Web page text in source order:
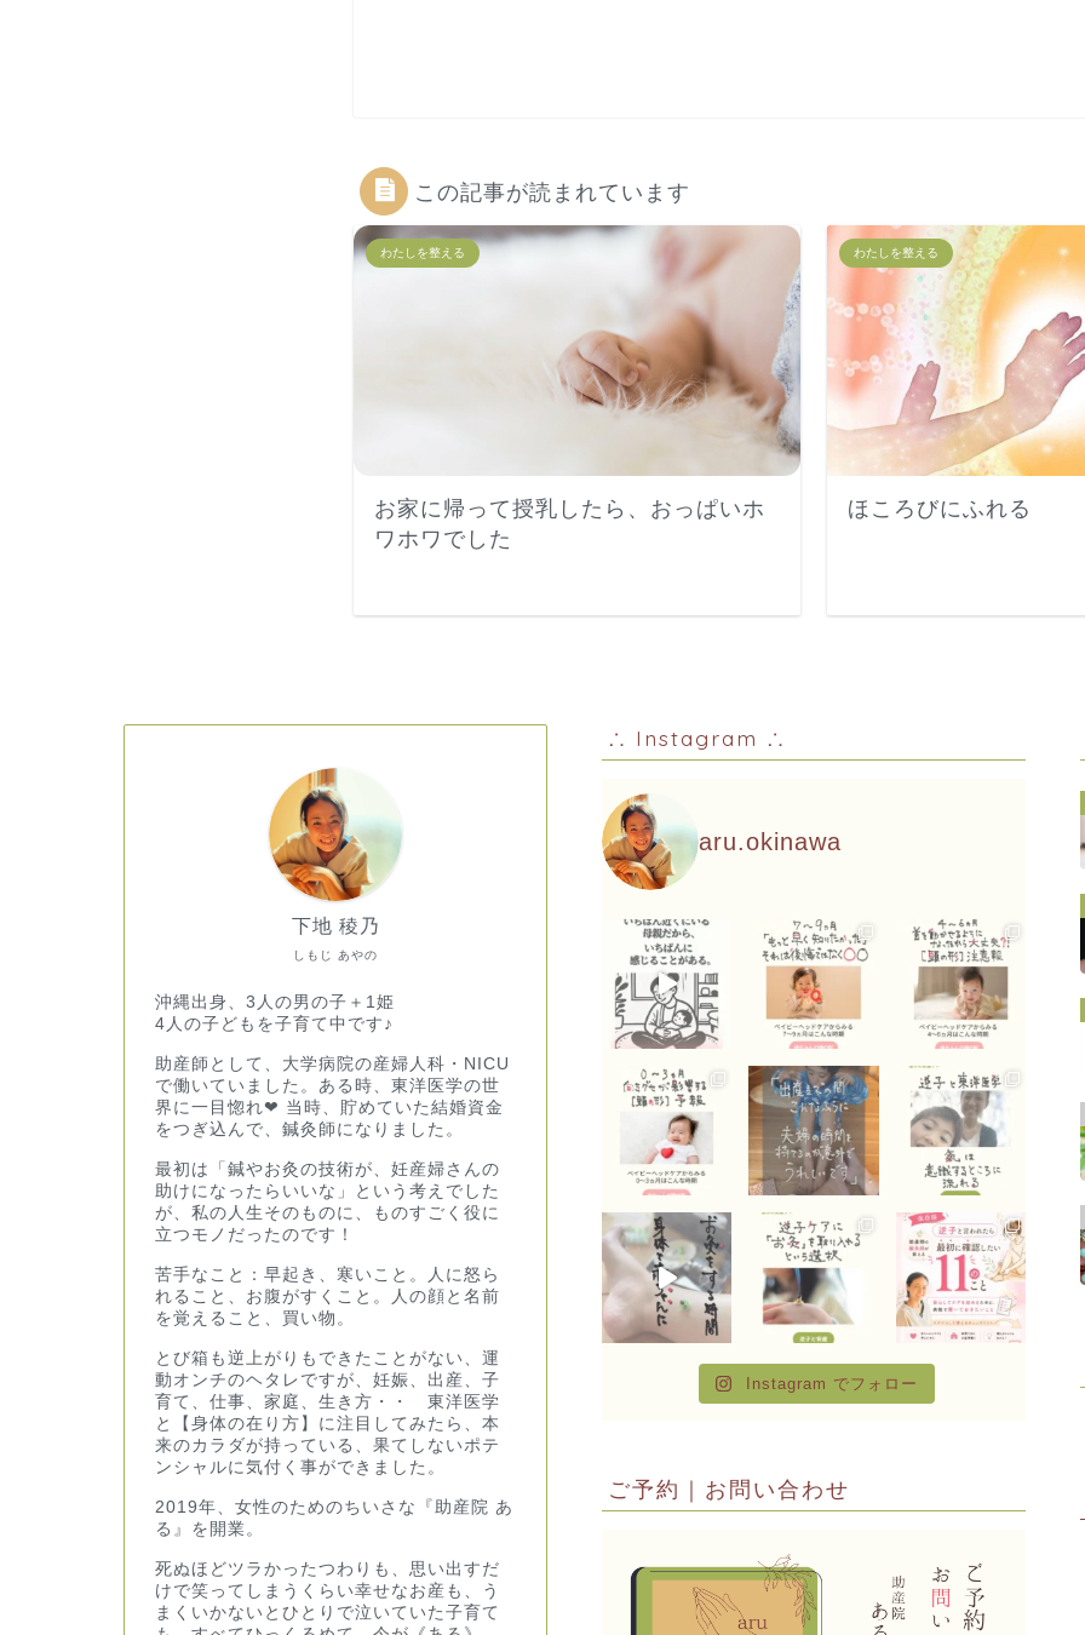
この記事が読まれています
わたしを整える
お家に帰って授乳したら、おっぱいホ
ワホワでした
わたしを整える
ほころびにふれる
しもじ あやの
下地 稜乃
沖縄出身、3人の男の子＋1姫
4人の子どもを子育て中です♪
助産師として、大学病院の産婦人科・NICU
で働いていました。ある時、東洋医学の世
界に一目惚れ❤︎ 当時、貯めていた結婚資金
をつぎ込んで、鍼灸師になりました。
最初は「鍼やお灸の技術が、妊産婦さんの
助けになったらいいな」という考えでした
が、私の人生そのものに、ものすごく役に
立つモノだったのです！
苦手なこと：早起き、寒いこと。人に怒ら
れること、お腹がすくこと。人の顔と名前
を覚えること、買い物。
とび箱も逆上がりもできたことがない、運
動オンチのヘタレですが、妊娠、出産、子
育て、仕事、家庭、生き方・・ 東洋医学
と【身体の在り方】に注目してみたら、本
来のカラダが持っている、果てしないポテ
ンシャルに気付く事ができました。
2019年、女性のためのちいさな『助産院 あ
る』を開業。
死ぬほどツラかったつわりも、思い出すだ
けで笑ってしまうくらい幸せなお産も、う
まくいかないとひとりで泣いていた子育て
∴ Instagram ∴
aru.okinawa
Instagram でフォロー
ご予約｜お問い合わせ